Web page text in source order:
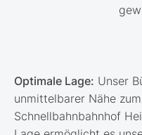
Optimale Lage: Unser
unmittelbarer Nähe
Schnellbahnbahnhof